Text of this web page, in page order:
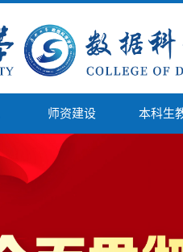
师资建设 本科生